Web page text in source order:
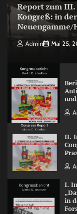
Report zum
Kongreß: in
Neuengamme/
Admin Mai 25,
II.
I.
in